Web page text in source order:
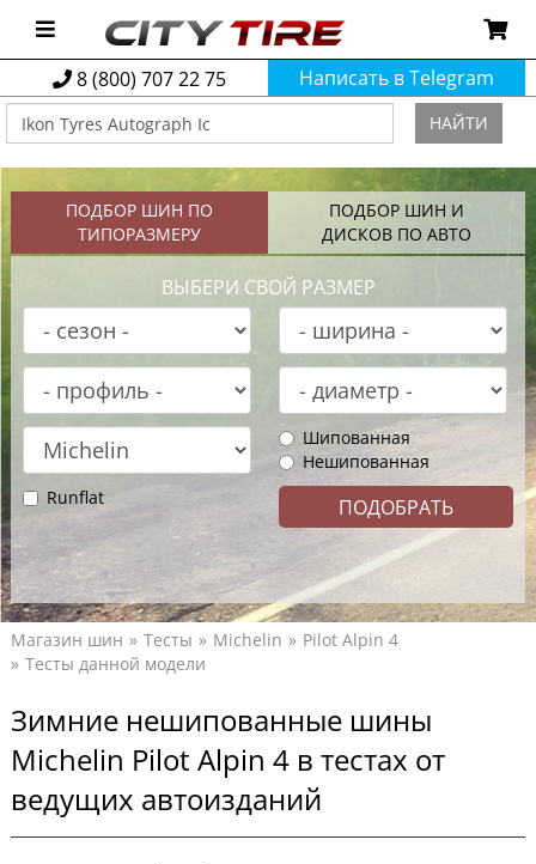
8 (800) 707 22 75 Написать в Telegram
НАЙТИ
ПОДБОР ШИН ПО
ТИПОРАЗМЕРУ
ПОДБОР ШИН И
ДИСКОВ ПО АВТО
ВЫБЕРИ СВОЙ РАЗМЕР
Шипованная
Нешипованная
Runflat
Магазин шин Тесты Michelin
Pilot Alpin 4
Тесты данной модели
Зимние нешипованные шины
Michelin Pilot Alpin 4 в тестах от
ведущих автоизданий